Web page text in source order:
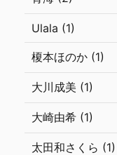
Ulala (1)
榎本ほのか (1)
大川成美 (1)
大崎由希 (1)
太田和さくら (1)